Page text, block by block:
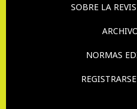
SOBRE LA
NORMAS
REGISTRARSE